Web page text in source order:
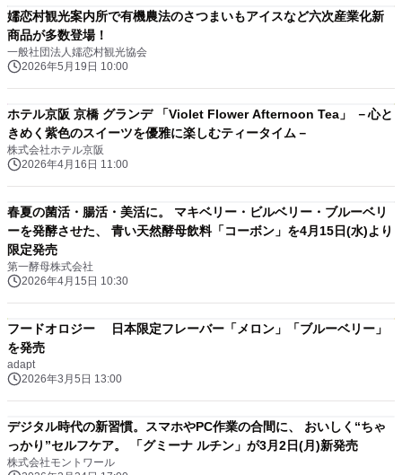
嬬恋村観光案内所で有機農法のさつまいもアイスなど六次産業化新
商品が多数登場！
一般社団法人嬬恋村観光協会
2026年5月19日 10:00
ホテル京阪 京橋 グランデ 「Violet Flower Afternoon Tea」 －心と
きめく紫色のスイーツを優雅に楽しむティータイム－
株式会社ホテル京阪
2026年4月16日 11:00
春夏の菌活・腸活・美活に。 マキベリー・ビルベリー・ブルーベリ
ーを発酵させた、 青い天然酵母飲料「コーボン」を4月15日(水)より
限定発売
第一酵母株式会社
2026年4月15日 10:30
フードオロジー 日本限定フレーバー「メロン」「ブルーベリー」
を発売
adapt
2026年3月5日 13:00
デジタル時代の新習慣。スマホやPC作業の合間に、 おいしく“ちゃ
っかり”セルフケア。 「グミーナ ルチン」が3月2日(月)新発売
株式会社モントワール